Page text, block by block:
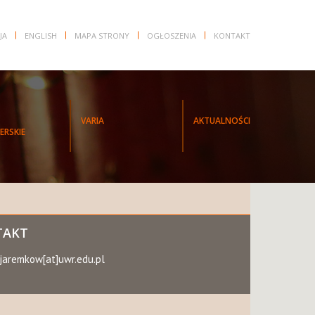
ENGLISH MAPA STRONY OGŁOSZENIA KONTAKT
VARIA AKTUALNOŚCI